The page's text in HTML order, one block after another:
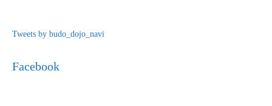
Tweets by budo_dojo_navi
Facebook